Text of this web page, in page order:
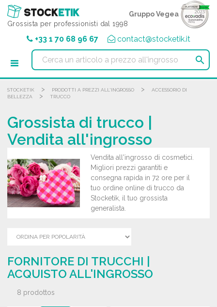
Grossista per professionisti dal 1998
Gruppo Vegea
+33 1 70 68 96 67 contact@stocketik.it

STOCKETIK > PRODOTTI A PREZZI ALL'INGROSSO >
ACCESSORIO DI
BELLEZZA
> TRUCCO
Grossista di trucco |
Vendita all'ingrosso
Vendita all'ingrosso di cosmetici.
Migliori prezzi garantiti e
consegna rapida in 72 ore per il
tuo ordine online di trucco da
Stocketik, il tuo grossista
generalista.
FORNITORE DI TRUCCHI |
ACQUISTO ALL'INGROSSO
8 prodottos
Pannello di gestione dei cookies